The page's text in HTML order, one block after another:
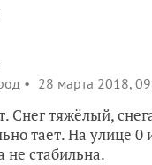
28 марта 2018,
Снег тяжёлый,
тает. На улице 0
не стабильна.